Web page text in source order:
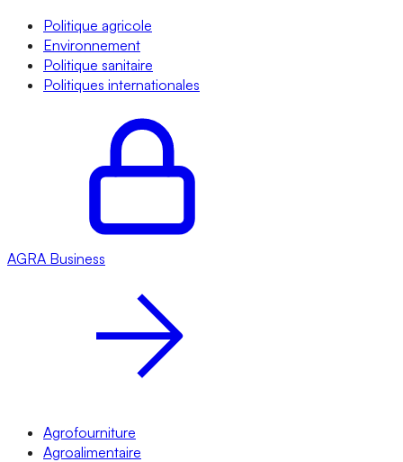
Politique agricole
Environnement
Politique sanitaire
Politiques internationales
AGRA Business
Agrofourniture
Agroalimentaire